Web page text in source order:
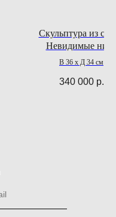
Скульптура из
Невидимые
В 36 х Д 34 см
340 000 р.